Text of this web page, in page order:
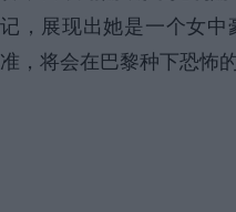
记，展现出她是一个女
准，将会在巴黎种下恐怖